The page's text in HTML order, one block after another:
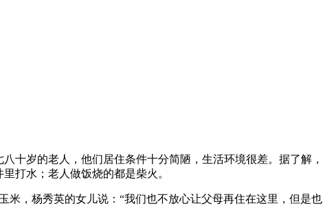
十岁的老人，他们居住条件十分简陋，生活环境很差。据了解，
打水；老人做饭烧的都是柴火。
，杨秀英的女儿说：“我们也不放心让父母再住在这里，但是也